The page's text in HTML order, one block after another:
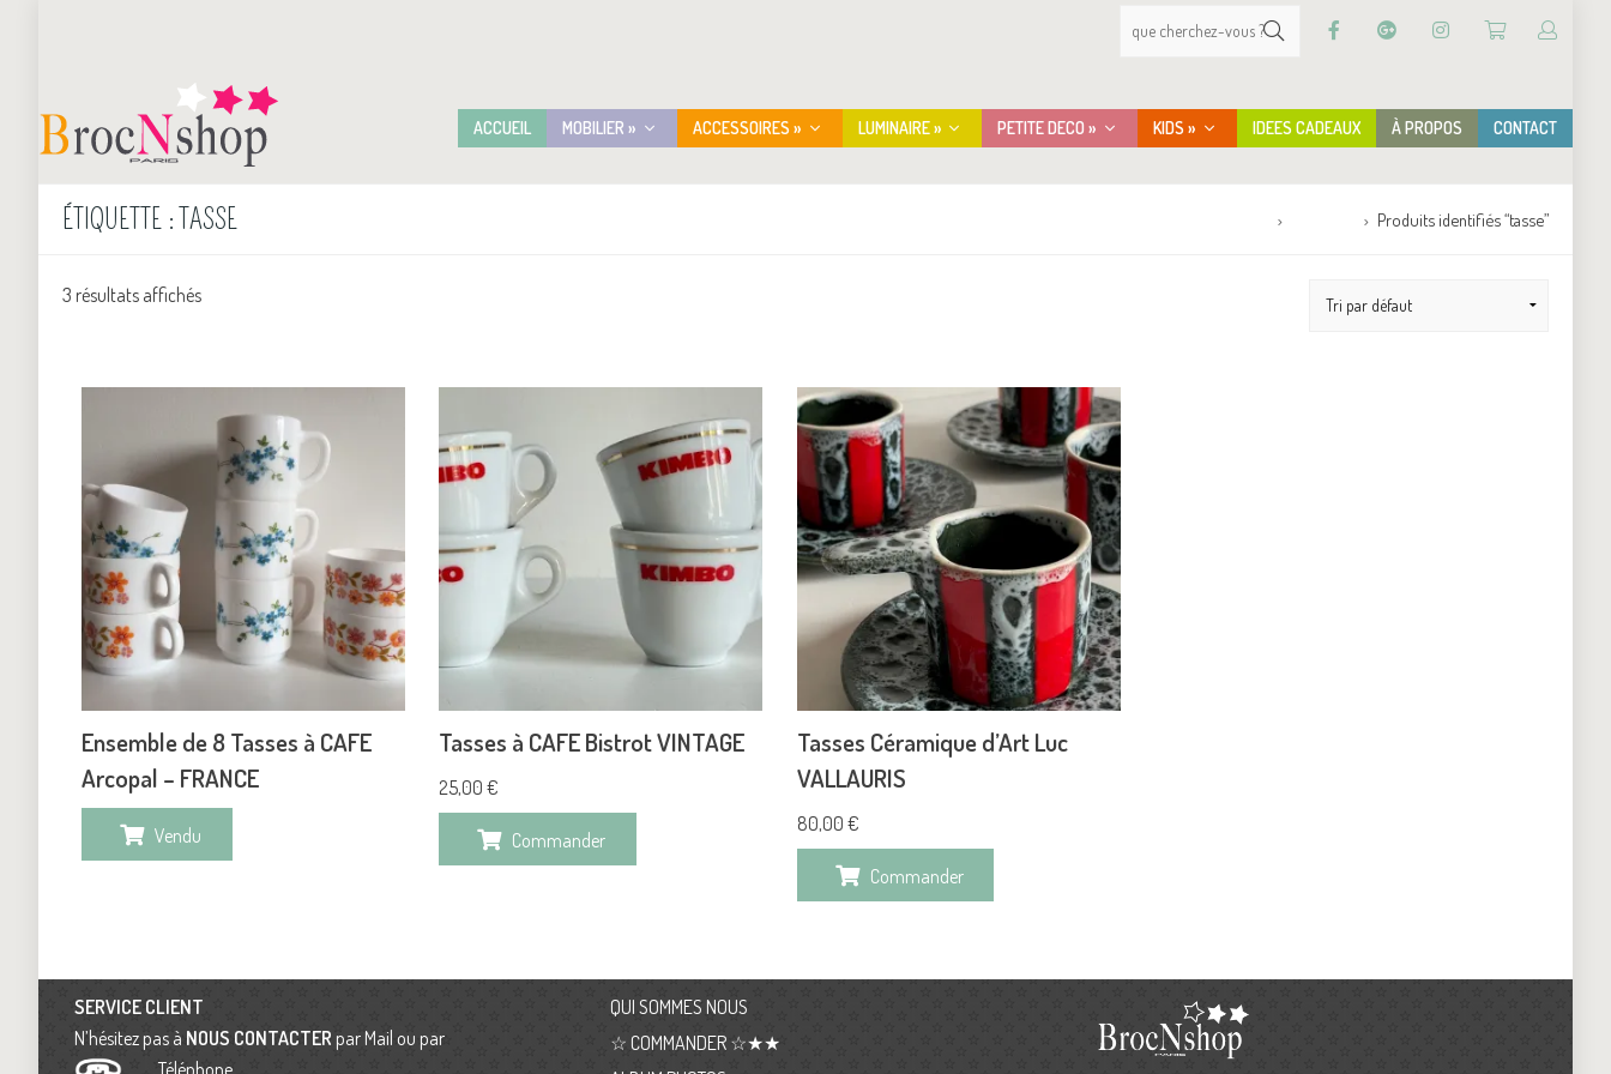
ACCUEIL MOBILIER » ACCESSOIRES » LUMINAIRE » PETITE DECO » KIDS » IDEES CADEAUX À PROPOS CONTACT
ÉTIQUETTE :TASSE Produits identifiés “tasse”
3 résultats affichés
Ensemble de 8 Tasses à CAFE
Arcopal – FRANCE
Vendu
Tasses à CAFE Bistrot VINTAGE
25,00€
Commander
Tasses Céramique d’Art Luc
VALLAURIS
80,00 €
Commander
SERVICE CLIENT
N’hésitez pas à NOUS CONTACTER par Mail ou par
QUI SOMMES NOUS
☆ COMMANDER ☆★★